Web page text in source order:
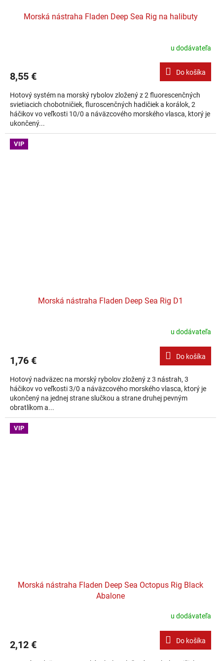
Morská nástraha Fladen Deep Sea Rig na halibuty
u dodávateľa
8,55 € Do košíka
Hotový systém na morský rybolov zložený z 2 fluorescenčných
svietiacich chobotničiek, fluroscenčných hadičiek a korálok, 2
háčikov vo veľkosti 10/0 a náväzcového morského vlasca, ktorý je
ukončený...
VIP
Morská nástraha Fladen Deep Sea Rig D1
u dodávateľa
1,76 € Do košíka
Hotový nadväzec na morský rybolov zložený z 3 nástrah, 3
háčikov vo veľkosti 3/0 a náväzcového morského vlasca, ktorý je
ukončený na jednej strane slučkou a strane druhej pevným
obratlíkom a...
VIP
Morská nástraha Fladen Deep Sea Octopus Rig Black
Abalone
u dodávateľa
2,12 € Do košíka